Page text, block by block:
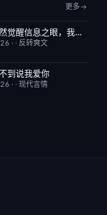
更多
完结 1.0竟然觉醒信息之眼，我转身进入反派大营
· · 反转爽文
完结
到说我爱你
· · 现代言情